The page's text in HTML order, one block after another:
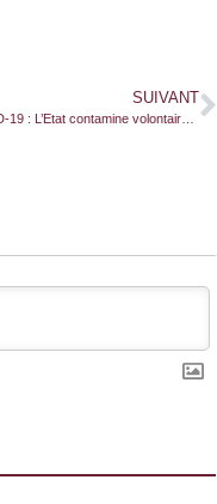
SUIVANT
COVID-19 : L’Etat contamine volontairement la population… mais n’assume pas !